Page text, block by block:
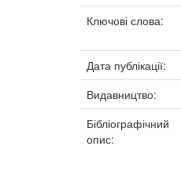
Ключові слова:
Дата публікації:
Видавництво:
Бібліографічний
опис: